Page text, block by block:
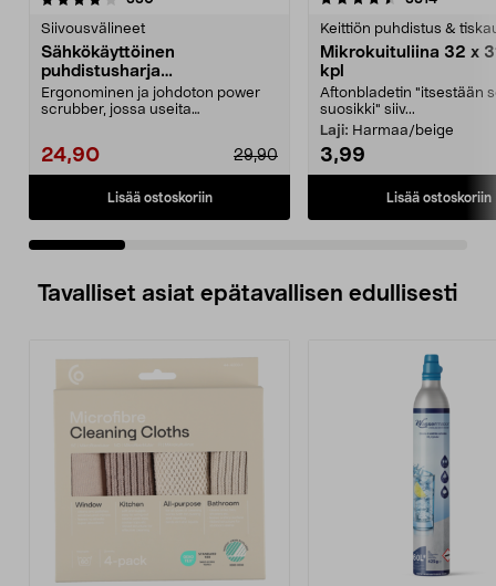
Siivousvälineet
Sähkökäyttöinen
puhdistusharja
kylpyhuoneeseen ja keittiöön
Ergonominen ja johdoton power
scrubber, jossa useita
24,90 29,90
Lisää ostoskoriin
Keittiön puhdistus &
Mikrokuituliina 32 x
kpl
Aftonbladetin "itsestään
suosikki" siiv...
Laji: Harmaa/beige
3,99
Lisää ostoskoriin
Tavalliset asiat epätavallisen edullisesti